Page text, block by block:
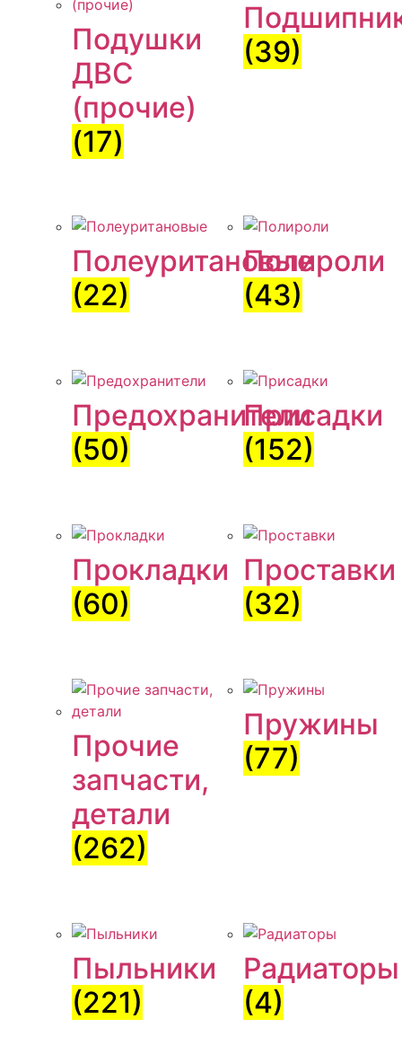
Подушки
ДВС
(прочие)
(17)
(39)
Полеуритановые
(22)
Полироли
(43)
Предохранители
(50)
Присадки
(152)
Прокладки
(60)
Проставки
(32)
Прочие
запчасти,
детали
(262)
Пружины
(77)
Пыльники
(221)
Радиаторы
(4)